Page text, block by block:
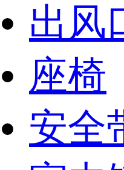
出风
座椅
安全